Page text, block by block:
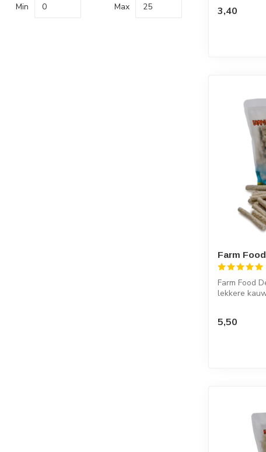
Min Max 3,40
Farm
Farm Food
lekkere
5,50